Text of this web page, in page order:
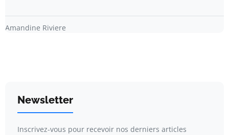
Amandine Riviere
Newsletter
Inscrivez-vous pour recevoir nos derniers articles